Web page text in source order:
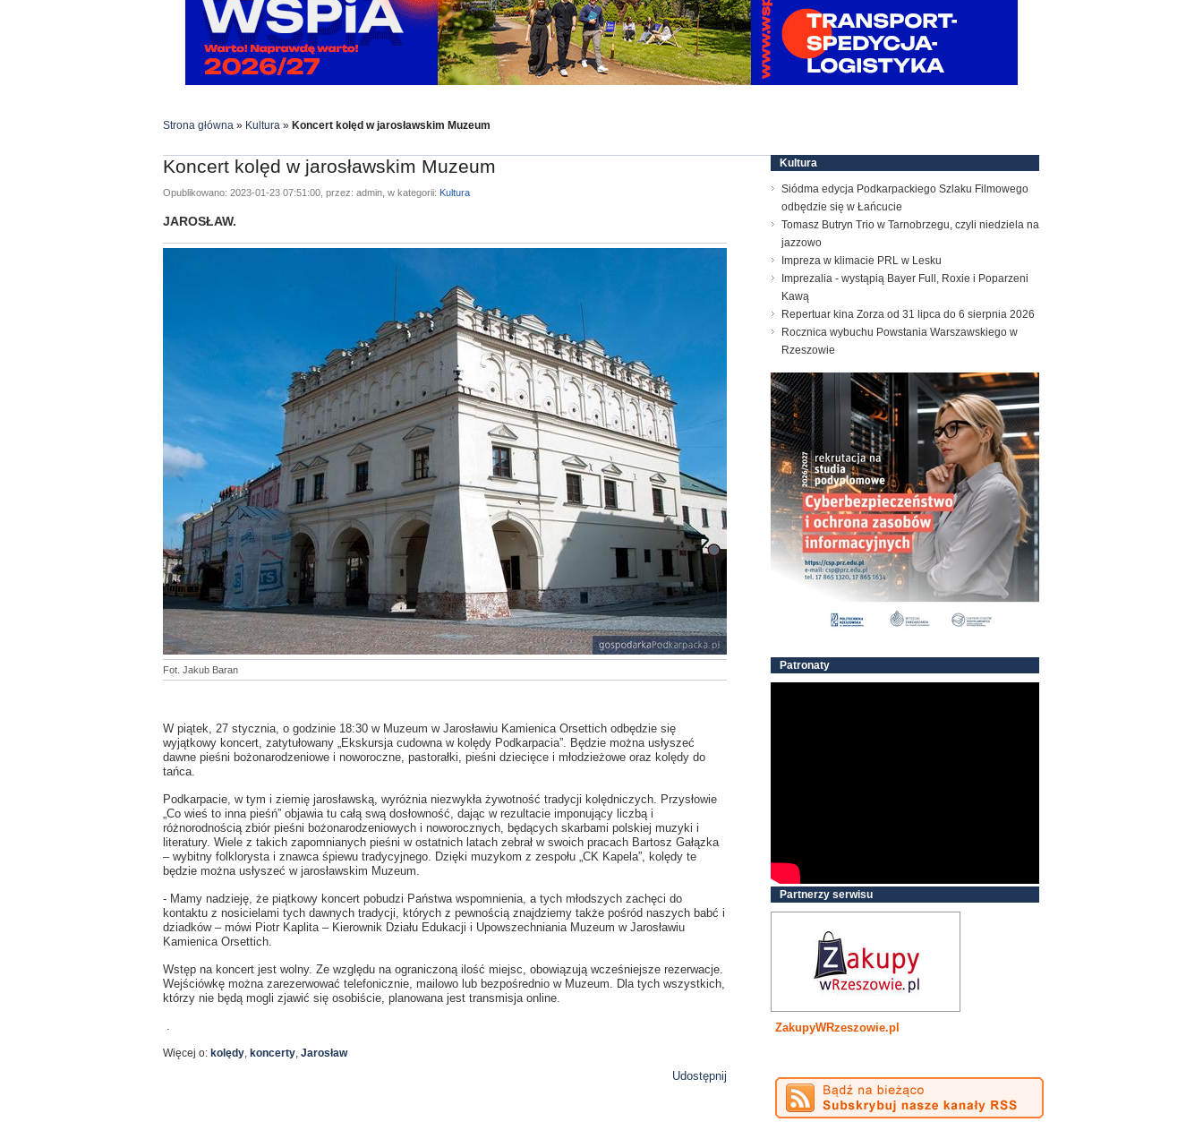
Strona główna » Kultura » Koncert kolęd w jarosławskim Muzeum
Koncert kolęd w jarosławskim Muzeum
Opublikowano: 2023-01-23 07:51:00, przez: admin, w kategorii: Kultura
JAROSŁAW.
Fot. Jakub Baran
W piątek, 27 stycznia, o godzinie 18:30 w Muzeum w Jarosławiu Kamienica Orsettich odbędzie się
wyjątkowy koncert, zatytułowany „Ekskursja cudowna w kolędy Podkarpacia”. Będzie można usłyszeć
dawne pieśni bożonarodzeniowe i noworoczne, pastorałki, pieśni dziecięce i młodzieżowe oraz kolędy do
tańca.
Podkarpacie, w tym i ziemię jarosławską, wyróżnia niezwykła żywotność tradycji kolędniczych. Przysłowie
„Co wieś to inna pieśń” objawia tu całą swą dosłowność, dając w rezultacie imponujący liczbą i
różnorodnością zbiór pieśni bożonarodzeniowych i noworocznych, będących skarbami polskiej muzyki i
literatury. Wiele z takich zapomnianych pieśni w ostatnich latach zebrał w swoich pracach Bartosz Gałązka
– wybitny folklorysta i znawca śpiewu tradycyjnego. Dzięki muzykom z zespołu „CK Kapela”, kolędy te
będzie można usłyszeć w jarosławskim Muzeum.
- Mamy nadzieję, że piątkowy koncert pobudzi Państwa wspomnienia, a tych młodszych zachęci do
kontaktu z nosicielami tych dawnych tradycji, których z pewnością znajdziemy także pośród naszych babć i
dziadków – mówi Piotr Kaplita – Kierownik Działu Edukacji i Upowszechniania Muzeum w Jarosławiu
Kamienica Orsettich.
Wstęp na koncert jest wolny. Ze względu na ograniczoną ilość miejsc, obowiązują wcześniejsze rezerwacje.
Wejściówkę można zarezerwować telefonicznie, mailowo lub bezpośrednio w Muzeum. Dla tych wszystkich,
którzy nie będą mogli zjawić się osobiście, planowana jest transmisja online.
.
Więcej o: kolędy, koncerty, Jarosław
Udostępnij
Kultura
Siódma edycja Podkarpackiego Szlaku Filmowego
odbędzie się w Łańcucie
Tomasz Butryn Trio w Tarnobrzegu, czyli niedziela na
jazzowo
Impreza w klimacie PRL w Lesku
Imprezalia - wystąpią Bayer Full, Roxie i Poparzeni
Kawą
Repertuar kina Zorza od 31 lipca do 6 sierpnia 2026
Rocznica wybuchu Powstania Warszawskiego w
Rzeszowie
Patronaty
Partnerzy serwisu
Instytut Polityki Energetycznej im. Ignacego